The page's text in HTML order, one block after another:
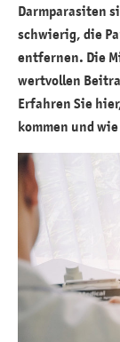
Darmparasiten
schwierig, die
entfernen. Die
wertvollen
Erfahren Sie
kommen und